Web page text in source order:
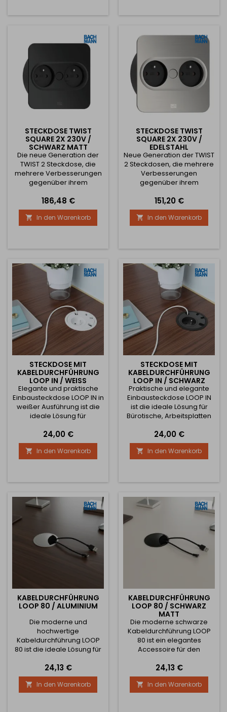
Hochwertige Verarbeitung
(jetzt auch in eckiger und
runder Ausführung
erhältlich) Die obere...
Hochwertige Verarbeitung
(jetzt auch in eckiger und
erhältlich) Die obere...
STECKDOSE TWIST
SQUARE 2X 230V /
SCHWARZ MATT
Die neue Generation der
TWIST 2 Steckdose, die
mehrere Verbesserungen
gegenüber ihrem
Neuerungen sind im
Wesentlichen:
Automatisches Öffnen der
Schublade beim Drücken
Hochwertige Verarbeitung
Neues Schubladendesign
(jetzt auch in eckiger und
runder Ausführung
erhältlich) Die obere...
Preis
186,48 €
 In den Warenkorb
STECKDOSE TWIST
SQUARE 2X 230V /
EDELSTAHL
Neue Generation der TWIST
2 Steckdosen, die mehrere
Verbesserungen
gegenüber ihrem
Neuerungen sind im
Wesentlichen:
Automatisches Öffnen der
Schublade beim Drücken
Hochwertige Verarbeitung
Neues Schubladendesign
(jetzt auch in eckiger und
runder Ausführung
erhältlich) Die obere...
Preis
151,20 €
 In den Warenkorb
STECKDOSE MIT
KABELDURCHFÜHRUNG
LOOP IN / WEISS
Elegante und praktische
Einbausteckdose LOOP IN in
weißer Ausführung ist die
ideale Lösung für
Homeoffices oder
Studentenzimmer. Sie
bietet eine klassische
230V-Steckdose und dient
Kabeldurchführung – auf
sich 4 Öffnungen für eine
ordentliche Kabelführung,
Preis
24,00 €
 In den Warenkorb
STECKDOSE MIT
KABELDURCHFÜHRUNG
LOOP IN / SCHWARZ
Praktische und elegante
Einbausteckdose LOOP IN
ist die ideale Lösung für
Bürotische, Arbeitsplatten
nicht nur eine klassische
230V-Steckdose, sondern
auch eine
Kabeldurchführung – im
Öffnungen für die
Ordnung auf dem Tisch
halten und alle Kabel
elegant durch einen Punkt...
Preis
24,00 €
 In den Warenkorb
KABELDURCHFÜHRUNG
LOOP 80 / ALUMINIUM
Die moderne und
hochwertige
Kabeldurchführung LOOP
80 ist die ideale Lösung für
Arbeitsplatten,
Schreibtische, Kommoden
oder Couchtische. Dank
des eleganten
Preis
24,13 €
 In den Warenkorb
KABELDURCHFÜHRUNG
LOOP 80 / SCHWARZ
MATT
Die moderne schwarze
Kabeldurchführung LOOP
80 ist ein elegantes
Accessoire für den
Büromöbel. Dank der
mattschwarzen Farbe wirkt
sie minimalistisch und passt
perfekt zu dunklen Möbeln
Preis
24,13 €
 In den Warenkorb